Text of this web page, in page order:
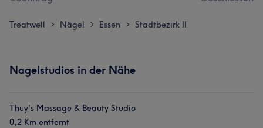
Treatwell > Nägel > Essen > Stadtbezirk II
Nagelstudios in der Nähe
Thuy's Massage & Beauty Studio
0,2 Km entfernt